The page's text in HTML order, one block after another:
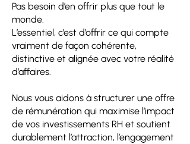
Pas besoin d’en offrir plus que tout le
monde.
L’essentiel, c’est d’offrir ce qui compte
vraiment de façon cohérente,
distinctive et alignée avec votre réalité
d’affaires.
Nous vous aidons à structurer une offre
de rémunération qui maximise l’impact
de vos investissements RH et soutient
durablement l’attraction, l’engagement